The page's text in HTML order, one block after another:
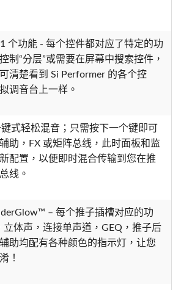
个功能 - 每个控件都对应了特定的功
制“分层”或需要在屏幕中搜索控件，
清楚看到 Si Performer 的各个控
调音台上一样。
式轻松混音；只需按下一个键即可
助，FX 或矩阵总线，此时面板和监
配置，以便即时混合传输到您在推
线。
– 每个推子插槽对应的功
立体声，连接单声道，GEQ，推子后
助均配有各种颜色的指示灯，让您
！